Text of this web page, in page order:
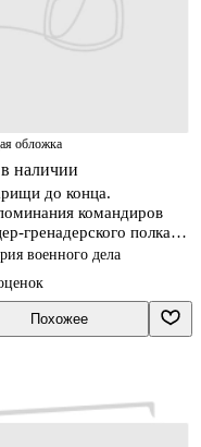
обложка
наличии
до конца.
командиров
гренадерского полка
Фюрер" 1938-1945
военного дела
Похожее